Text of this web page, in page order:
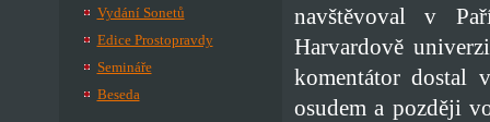
Vydání Sonetů
Edice Prostopravdy
Semináře
Beseda
navštěvoval v
Harvardově
komentátor
osudem a později